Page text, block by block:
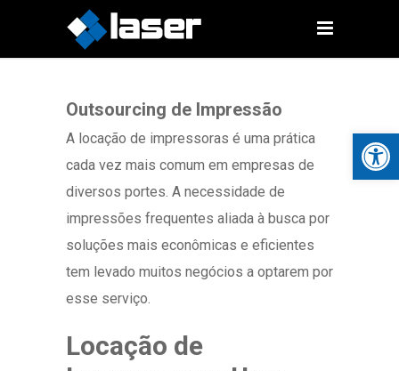
Outsourcing de Impressão
A locação de impressoras é uma prática
cada vez mais comum em empresas de
diversos portes. A necessidade de
impressões frequentes aliada à busca por
soluções mais econômicas e eficientes
tem levado muitos negócios a optarem por
esse serviço.
Locação de